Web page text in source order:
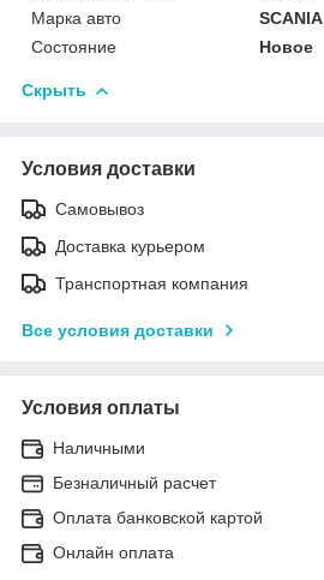
Марка авто
SCANIA
Состояние
Новое
Скрыть
Условия доставки
Самовывоз
Доставка курьером
Транспортная компания
Все условия доставки
Условия оплаты
Наличными
Безналичный расчет
Оплата банковской картой
Онлайн оплата